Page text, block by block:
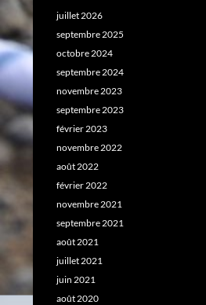
juillet 2026
septembre 2025
octobre 2024
septembre 2024
novembre 2023
septembre 2023
février 2023
novembre 2022
août 2022
février 2022
novembre 2021
septembre 2021
août 2021
juillet 2021
juin 2021
août 2020